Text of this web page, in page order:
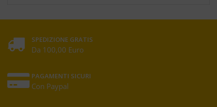
SPEDIZIONE GRATIS
Da 100,00 Euro
PAGAMENTI SICURI
Con Paypal